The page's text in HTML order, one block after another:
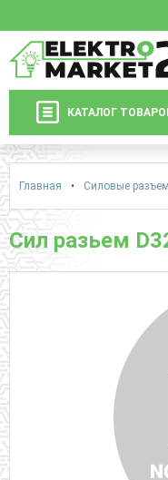
КАТАЛОГ
Главная • Силовые
Сил разьем